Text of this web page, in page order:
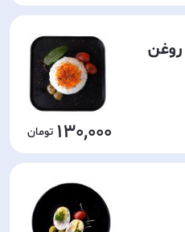
130,000